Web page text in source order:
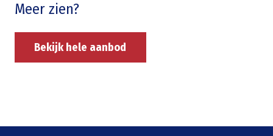
Meer zien?
Bekijk hele aanbod